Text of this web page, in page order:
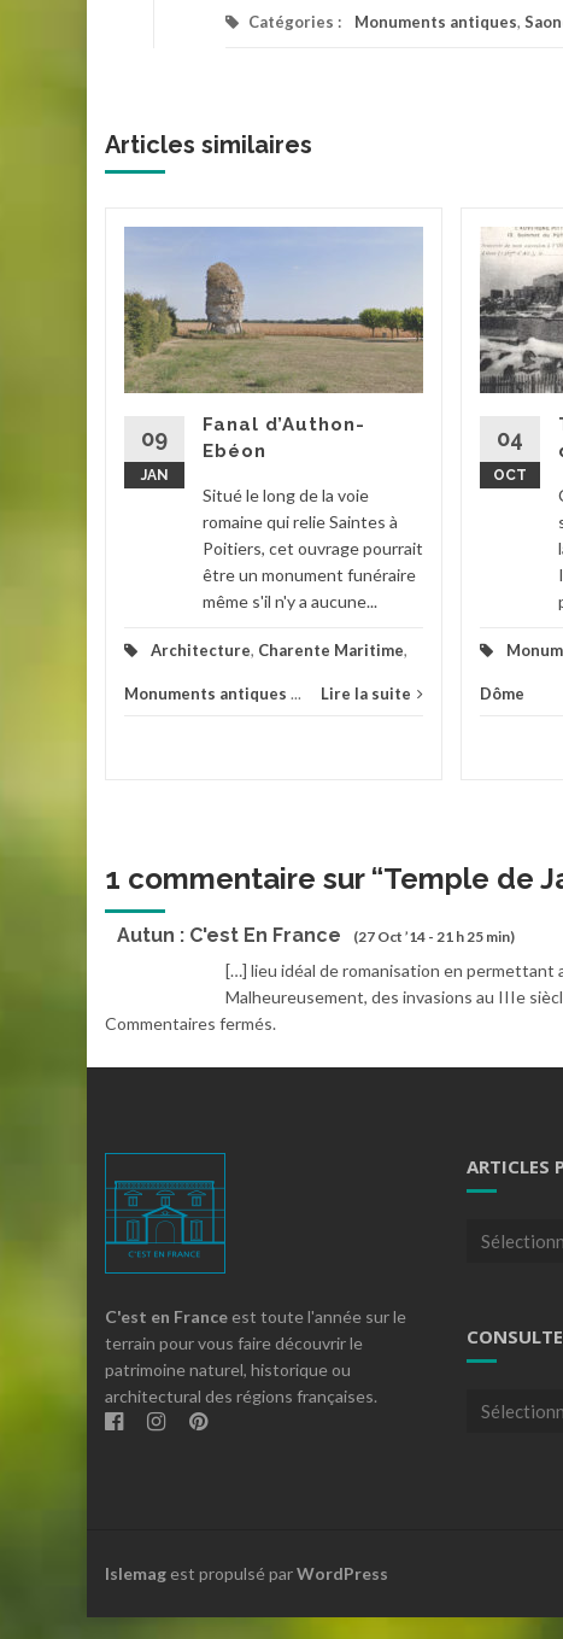
Catégories : Monuments antiques,
Articles similaires
09
JAN
Fanal d’Authon-
Ebéon
Situé le long de la voie
romaine qui relie Saintes à
Poitiers, cet ouvrage pourrait
être un monument funéraire
même s'il n'y a aucune...
Architecture, Charente Maritime,
Monuments antiques ... Lire la suite
04
OCT
Dôme
1 commentaire sur “Temple de
Autun : C'est En France (27 Oct ’14 - 21 h 25 min)
[…] lieu idéal de romanisation en permettant
Malheureusement, des invasions au IIIe
Commentaires fermés.
C'est en France est toute l'année sur le
terrain pour vous faire découvrir le
patrimoine naturel, historique ou
architectural des régions françaises.
ARTICLES
Articles
Consultez
Islemag est propulsé parWordPress